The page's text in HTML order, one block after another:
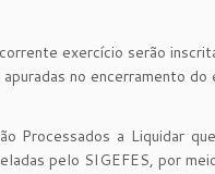
exercício serão
no encerramento
Processados a Liquidar
pelo SIGEFES, por